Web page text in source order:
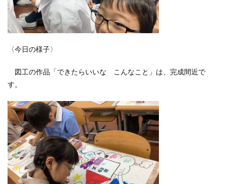
〈今日の様子〉
図工の作品「できたらいいな こんなこと」は、完成間近で
す。